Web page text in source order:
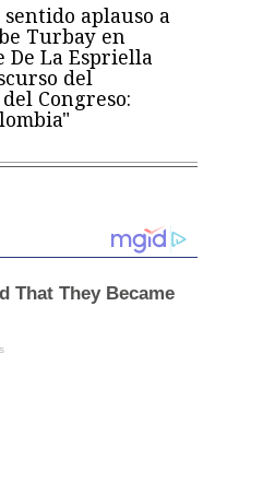
aplauso a
Turbay en
De La Espriella
del
Congreso: